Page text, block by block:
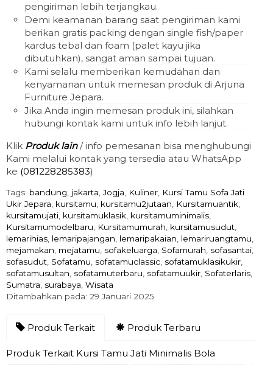
pengiriman lebih terjangkau.
Demi keamanan barang saat pengiriman kami
berikan gratis packing dengan single fish/paper
kardus tebal dan foam (palet kayu jika
dibutuhkan), sangat aman sampai tujuan.
Kami selalu memberikan kemudahan dan
kenyamanan untuk memesan produk di Arjuna
Furniture Jepara.
Jika Anda ingin memesan produk ini, silahkan
hubungi kontak kami untuk info lebih lanjut.
Klik Produk lain / info pemesanan bisa menghubungi
Kami melalui kontak yang tersedia atau WhatsApp
ke (081228285383)
Tags: bandung jakarta ,Jogja Kuliner Kursi Tamu Sofa Jati
Ukir Jepara kursitamu kursitamu2jutaan Kursitamuantik
kursitamujati kursitamuklasik kursitamuminimalis
Kursitamumodelbaru
Kursitamumurah kursitamusudut
lemarihias lemaripajangan lemaripakaian lemariruangtamu
mejamakan mejatamu sofakeluarga Sofamurah sofasantai
sofasudut Sofatamu sofatamuclassic sofatamuklasikukir
sofatamusultan sofatamuterbaru sofatamuukir Sofaterlaris
Sumatra surabaya Wisata
Ditambahkan pada: 29 Januari 2025
Produk Terkait Produk Terbaru
Produk Terkait Kursi Tamu Jati Minimalis Bola